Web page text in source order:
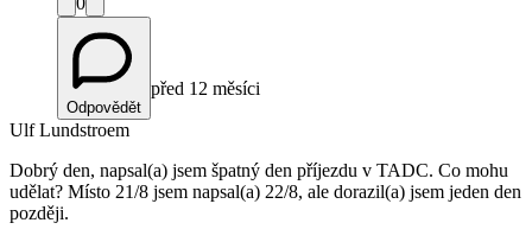
Odpovědět
před 12 měsíci
Ulf Lundstroem
Dobrý den, napsal(a) jsem špatný den příjezdu v TADC. Co mohu
udělat? Místo 21/8 jsem napsal(a) 22/8, ale dorazil(a) jsem jeden den
později.